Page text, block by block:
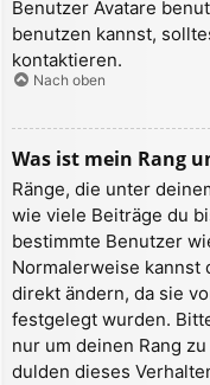
Benutzer Avatare
benutzen kannst,
kontaktieren.
Nach oben
Was ist mein Rang
Ränge, die unter
wie viele Beiträge du
bestimmte Benutzer
Normalerweise kannst
direkt ändern, da sie
festgelegt wurden.
nur um deinen Rang
dulden dieses